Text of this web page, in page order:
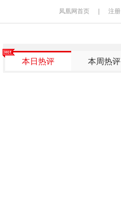
凤凰网首页 注册
本日热评 本周热评